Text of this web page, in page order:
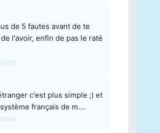
de 5 fautes avant de te
l'avoir, enfin de pas le raté
c'est plus simple ;) et
français de m....